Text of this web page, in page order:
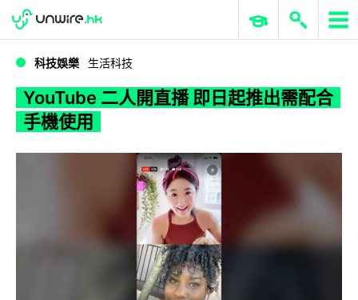
WWDC 2026 ERP 與商業 AI
科技娛樂 生活科技
YouTube 二人開直播 即日起推出需配合
手機使用